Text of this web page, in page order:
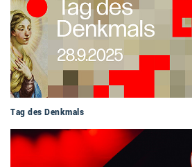
Tag des Denkmals